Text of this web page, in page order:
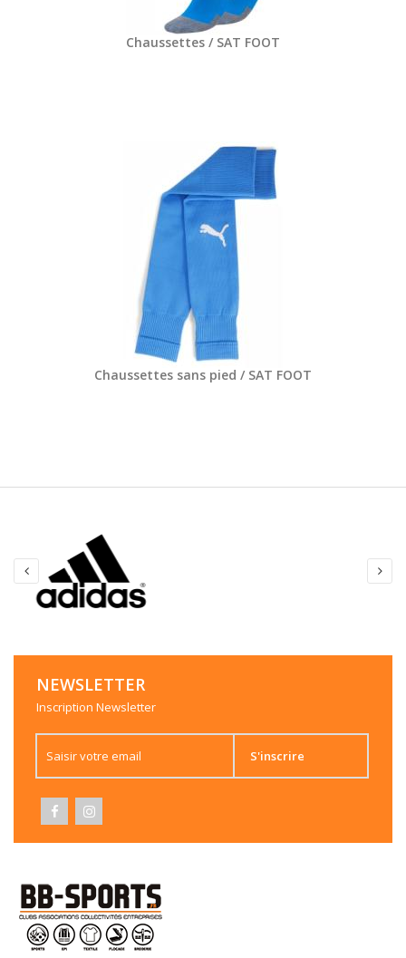
Chaussettes / SAT FOOT
Chaussettes sans pied / SAT FOOT
NEWSLETTER
Inscription Newsletter
S'inscrire